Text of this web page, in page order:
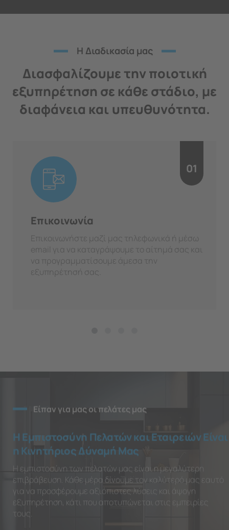
H Διαδικασία μας
Διασφαλίζουμε την ποιοτική
εξυπηρέτηση σε κάθε στάδιο, με
διαφάνεια και υπευθυνότητα.
01
Επικοινωνία
Επικοινωνήστε μαζί μας τηλεφωνικά ή μέσω
email για να καταγράψουμε το αίτημά σας και
να προγραμματίσουμε άμεσα την
εξυπηρέτησή σας.
Είπαν για μας οι πελάτες μας
Η Εμπιστοσύνη Πελατών και Εταιρειών Είναι
η Κινητήριος Δύναμή Μας
Η εμπιστοσύνη των πελατών μας είναι η μεγαλύτερη
επιβράβευση. Κάθε μέρα δίνουμε τον καλύτερό μας εαυτό
για να προσφέρουμε αξιόπιστες λύσεις και άψογη
εξυπηρέτηση, κάτι που αποτυπώνεται στις εμπειρίες
τους.